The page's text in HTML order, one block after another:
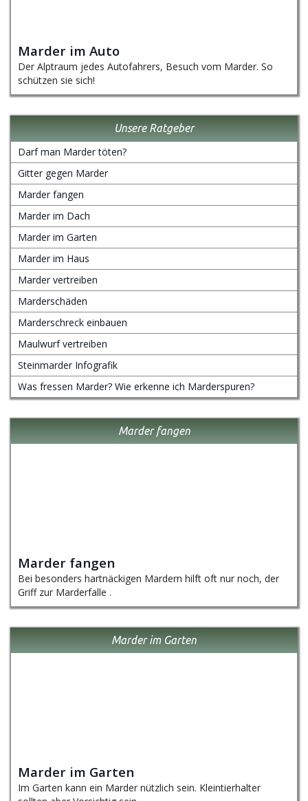
Marder im Auto
Der Alptraum jedes Autofahrers, Besuch vom Marder. So
schützen sie sich!
Unsere Ratgeber
Darf man Marder töten?
Gitter gegen Marder
Marder fangen
Marder im Dach
Marder im Garten
Marder im Haus
Marder vertreiben
Marderschäden
Marderschreck einbauen
Maulwurf vertreiben
Steinmarder Infografik
Was fressen Marder? Wie erkenne ich Marderspuren?
Marder fangen
Marder fangen
Bei besonders hartnäckigen Mardern hilft oft nur noch, der
Griff zur Marderfalle .
Marder im Garten
Marder im Garten
Im Garten kann ein Marder nützlich sein. Kleintierhalter